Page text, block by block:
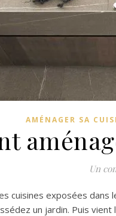
AMÉNAGER SA
Un
cuisines exposées
un jardin. Puis